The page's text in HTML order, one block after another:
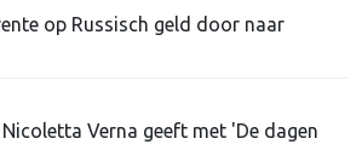
op Russisch geld door naar
Verna geeft met 'De dagen